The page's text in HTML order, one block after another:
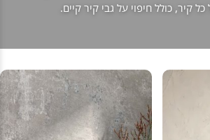
כל קיר, כולל חיפוי על גבי קיר קיים.